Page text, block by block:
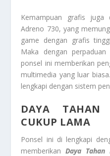
Kemampuan grafis juga
Adreno 730, yang
game dengan grafis
Maka dengan
ponsel ini memberikan
multimedia yang luar
lengkapi dengan sistem
DAYA TAHAN
CUKUP LAMA
Ponsel ini di lengkapi
memberikanDaya